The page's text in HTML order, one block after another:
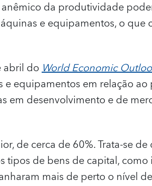
da produtividade
e equipamentos, o que
abril doWorld Economic
equipamentos em relação ao
em desenvolvimento e de
de cerca de 60%. Trata-se
tipos de bens de capital, como
mais de perto o nível